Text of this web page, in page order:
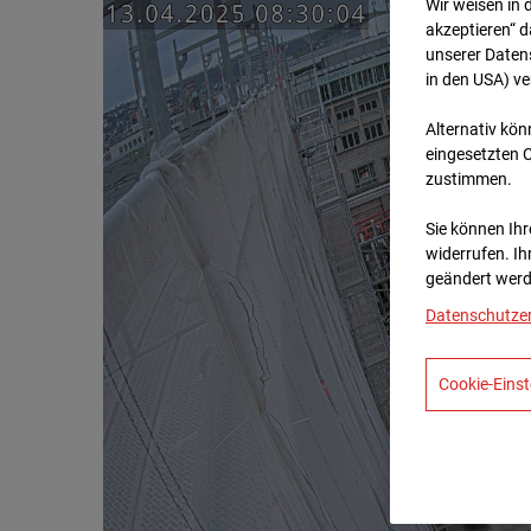
Wir weisen in
akzeptieren“
unserer
in den USA)
Alternativ
eingesetzten
zustimmen.
Sie können
widerrufen.
geändert
Cookie-